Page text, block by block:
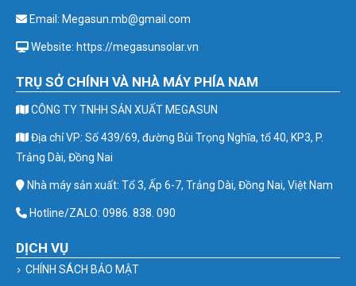
Email: Megasun.mb@gmail.com
Website: https://megasunsolar.vn
TRỤ SỞ CHÍNH VÀ NHÀ MÁY PHÍA NAM
CÔNG TY TNHH SẢN XUẤT MEGASUN
Địa chỉ VP: Số 439/69, đường Bùi Trọng Nghĩa, tổ 40, KP3, P.
Trảng Dài, Đồng Nai
Nhà máy sản xuất: Tổ 3, Ấp 6-7, Trảng Dài, Đồng Nai, Việt Nam
Hotline/ZALO: 0986. 838. 090
DỊCH VỤ
CHÍNH SÁCH BẢO MẬT